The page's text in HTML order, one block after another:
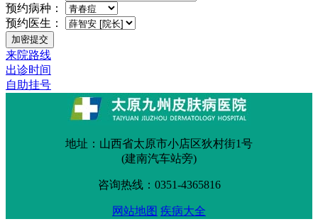
预约病种：
预约医生：
来院路线
出诊时间
自助挂号
地址：山西省太原市小店区狄村街1号
(建南汽车站旁)
咨询热线：0351-4365816
网站地图 疾病大全